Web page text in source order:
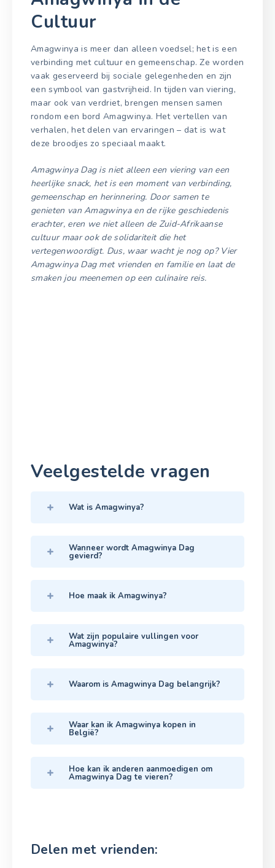
Cultuur
Amagwinya is meer dan alleen voedsel; het is een
verbinding met cultuur en gemeenschap. Ze worden
vaak geserveerd bij sociale gelegenheden en zijn
een symbool van gastvrijheid. In tijden van viering,
maar ook van verdriet, brengen mensen samen
rondom een bord Amagwinya. Het vertellen van
verhalen, het delen van ervaringen – dat is wat
deze broodjes zo speciaal maakt.
Amagwinya Dag is niet alleen een viering van een
heerlijke snack, het is een moment van verbinding,
gemeenschap en herinnering. Door samen te
genieten van Amagwinya en de rijke geschiedenis
erachter, eren we niet alleen de Zuid-Afrikaanse
cultuur maar ook de solidariteit die het
vertegenwoordigt. Dus, waar wacht je nog op? Vier
Amagwinya Dag met vrienden en familie en laat de
smaken jou meenemen op een culinaire reis.
Veelgestelde vragen
Wat is Amagwinya?
Wanneer wordt Amagwinya Dag
gevierd?
Hoe maak ik Amagwinya?
Wat zijn populaire vullingen voor
Amagwinya?
Waarom is Amagwinya Dag belangrijk?
Waar kan ik Amagwinya kopen in
België?
Hoe kan ik anderen aanmoedigen om
Amagwinya Dag te vieren?
Delen met vrienden: